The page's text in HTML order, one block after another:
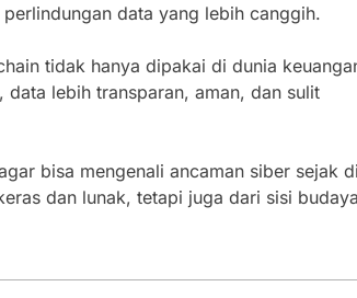
data yang lebih canggih.
tidak hanya dipakai di dunia
lebih transparan, aman, dan sulit
bisa mengenali ancaman siber sejak
dan lunak, tetapi juga dari sisi budaya